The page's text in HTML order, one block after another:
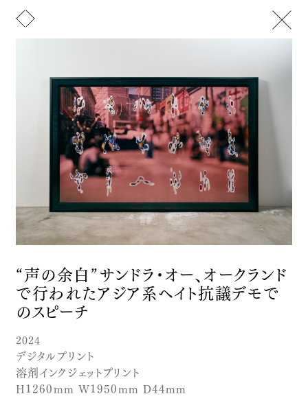
メニュー
トップ
山﨑晴太郎について
お知らせ
ニュースレター
文化活動
アート
デザイン
お問い合わせ
Image
展覧会/受賞歴
Artist Statement / CV
Portfolio
Instagram
ピアノを自然に還す実験 - 2
インスタレーション
そこに在りかけたもの
2025
映像
残されたイメージ
2025
デジタルプリント
イメージの逡巡
“声の余白”サンドラ・オー、オークランド
で行われたアジア系ヘイト抗議デモで
のスピーチ
2024
デジタルプリント
溶剤インクジェットプリント
H1260mm W1950mm D44mm